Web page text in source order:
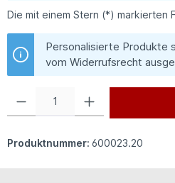
Die mit einem Stern (*) markierten
Personalisierte Produkte
vom Widerrufsrecht
Produktnummer: 600023.20